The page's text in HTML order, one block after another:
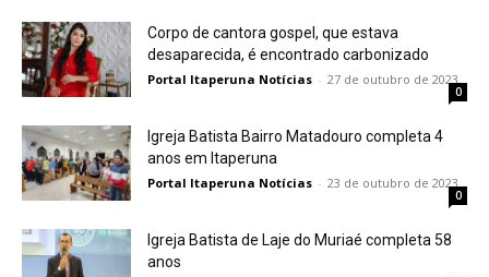
Corpo de cantora gospel, que estava
desaparecida, é encontrado carbonizado
Portal Itaperuna Notícias - 27 de outubro de 2023
0
Igreja Batista Bairro Matadouro completa 4
anos em Itaperuna
Portal Itaperuna Notícias - 23 de outubro de 2023
0
Igreja Batista de Laje do Muriaé completa 58
anos